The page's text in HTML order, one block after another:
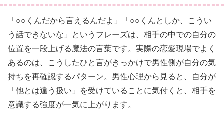
「○○くんだから言えるんだよ」「○○くんとしか、こうい
う話できないな」というフレーズは、相手の中での自分の
位置を一段上げる魔法の言葉です。実際の恋愛現場でよく
あるのは、こうしたひと言がきっかけで男性側が自分の気
持ちを再確認するパターン。男性心理から見ると、自分が
「他とは違う扱い」を受けていることに気付くと、相手を
意識する強度が一気に上がります。